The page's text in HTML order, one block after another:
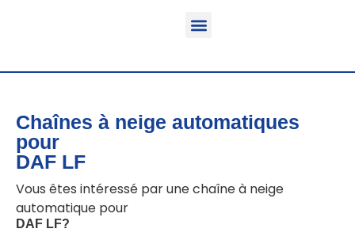
Chaînes à neige automatiques
pour
DAF LF
Vous êtes intéressé par une chaîne à neige
automatique pour
DAF LF?